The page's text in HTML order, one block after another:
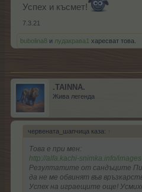
Успех и късмет!
7.3.21
bubolina8 и лудакрава1 харесват това.
.TAINNA.
Жива легенда
червената_шапчица каза: ↑
Това е при мен:
http://alfa.kachi-snimka.info/
Резултатите от сандъците
да не ме обвинят във
Успех на играещите още!